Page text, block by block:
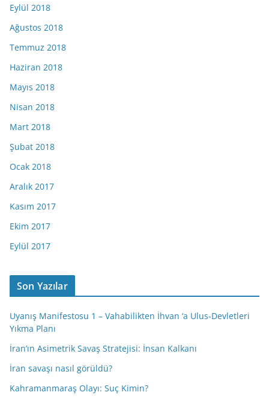
Eylül 2018
Ağustos 2018
Temmuz 2018
Haziran 2018
Mayıs 2018
Nisan 2018
Mart 2018
Şubat 2018
Ocak 2018
Aralık 2017
Kasım 2017
Ekim 2017
Eylül 2017
Son Yazılar
Uyanış Manifestosu 1 – Vahabilikten İhvan ‘a Ulus-Devletleri
Yıkma Planı
İran’ın Asimetrik Savaş Stratejisi: İnsan Kalkanı
İran savaşı nasıl görüldü?
Kahramanmaraş Olayı: Suç Kimin?